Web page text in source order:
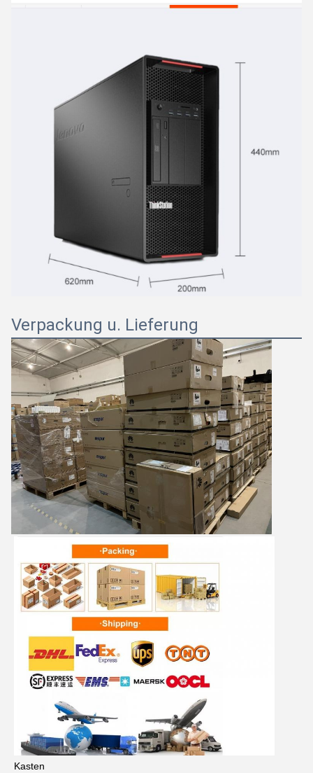
Verpackung u. Lieferung
Kasten